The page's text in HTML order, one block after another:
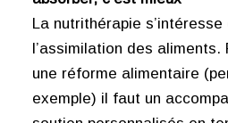
La nutrithérapie
l’assimilation des aliments.
une réforme alimentaire
exemple) il faut un